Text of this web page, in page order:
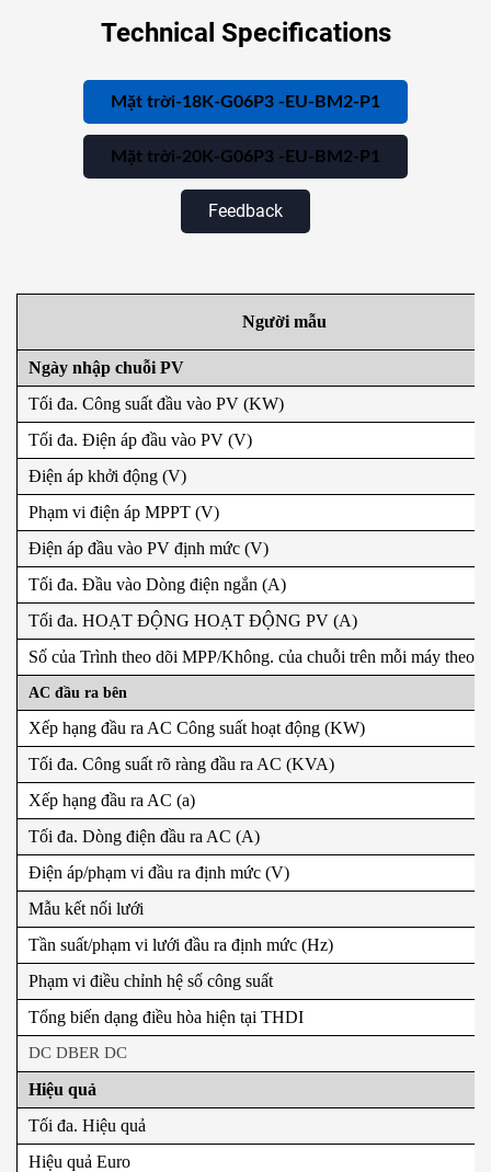
Technical Specifications
Mặt trời-18K-G06P3 -EU-BM2-P1
Mặt trời-20K-G06P3 -EU-BM2-P1
Feedback
Người mẫu
Ngày nhập chuỗi PV
Tối đa. Công suất đầu vào PV (KW)
Tối đa. Điện áp đầu vào PV (V)
Điện áp khởi động (V)
Phạm vi điện áp MPPT (V)
Điện áp đầu vào PV định mức (V)
Tối đa. Đầu vào Dòng điện ngắn (A)
Tối đa. HOẠT ĐỘNG HOẠT ĐỘNG PV (A)
Số của Trình theo dõi MPP/Không. của chuỗi trên mỗi máy theo
AC đầu ra bên
Xếp hạng đầu ra AC Công suất hoạt động (KW)
Tối đa. Công suất rõ ràng đầu ra AC (KVA)
Xếp hạng đầu ra AC (a)
Tối đa. Dòng điện đầu ra AC (A)
Điện áp/phạm vi đầu ra định mức (V)
Mẫu kết nối lưới
Tần suất/phạm vi lưới đầu ra định mức (Hz)
Phạm vi điều chỉnh hệ số công suất
Tổng biến dạng điều hòa hiện tại THDI
DC DBER DC
Hiệu quả
Tối đa. Hiệu quả
Hiệu quả Euro